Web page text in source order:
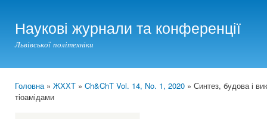
Наукові журнали та конференції
Львівської політехніки
You are here
Головна» ЖХХТ » Ch&ChT Vol. 14, No. 1, 2020 » Синтез, будова і
тіоамідами